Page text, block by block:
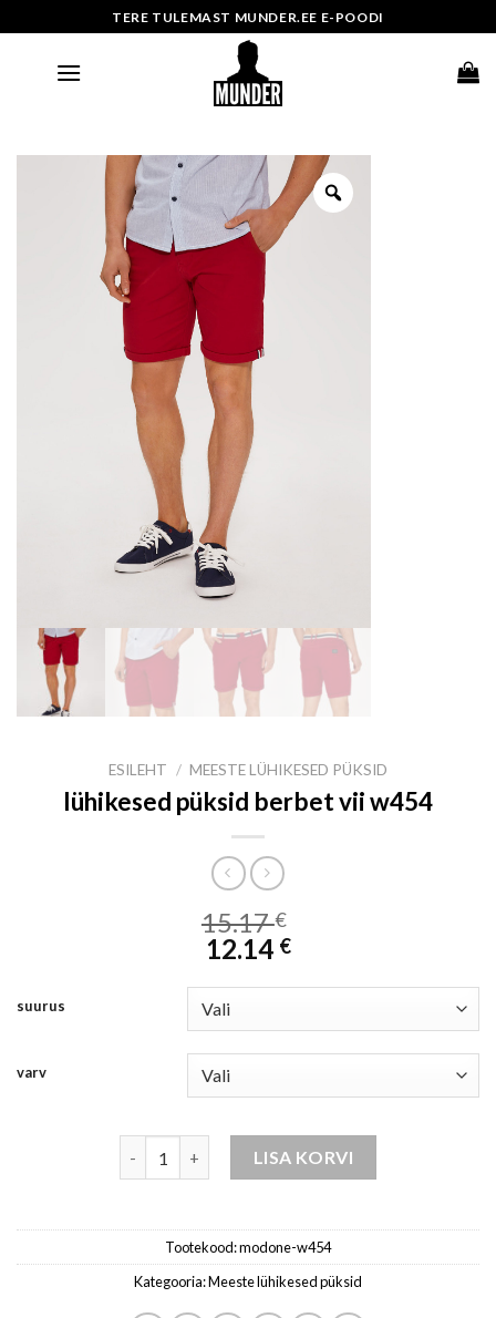
to
TERE TULEMAST MUNDER.EE E-POODI
ESILEHT / MEESTE LÜHIKESED PÜKSID
lühikesed püksid berbet vii w454
15.17€
12.14 €
suurus
varv
LISA KORVI
Tootekood:modone-w454
Kategooria:Meeste lühikesed püksid